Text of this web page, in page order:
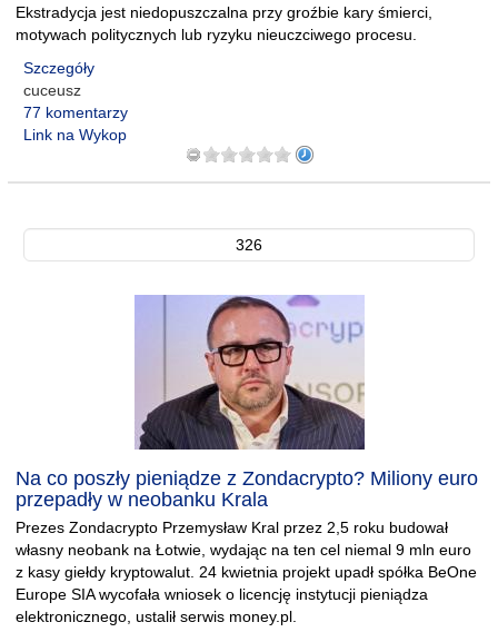
Ekstradycja jest niedopuszczalna przy groźbie kary śmierci,
motywach politycznych lub ryzyku nieuczciwego procesu.
Szczegóły
cuceusz
77 komentarzy
Link na Wykop
326
Na co poszły pieniądze z Zondacrypto? Miliony euro
przepadły w neobanku Krala
Prezes Zondacrypto Przemysław Kral przez 2,5 roku budował
własny neobank na Łotwie, wydając na ten cel niemal 9 mln euro
z kasy giełdy kryptowalut. 24 kwietnia projekt upadł spółka BeOne
Europe SIA wycofała wniosek o licencję instytucji pieniądza
elektronicznego, ustalił serwis money.pl.